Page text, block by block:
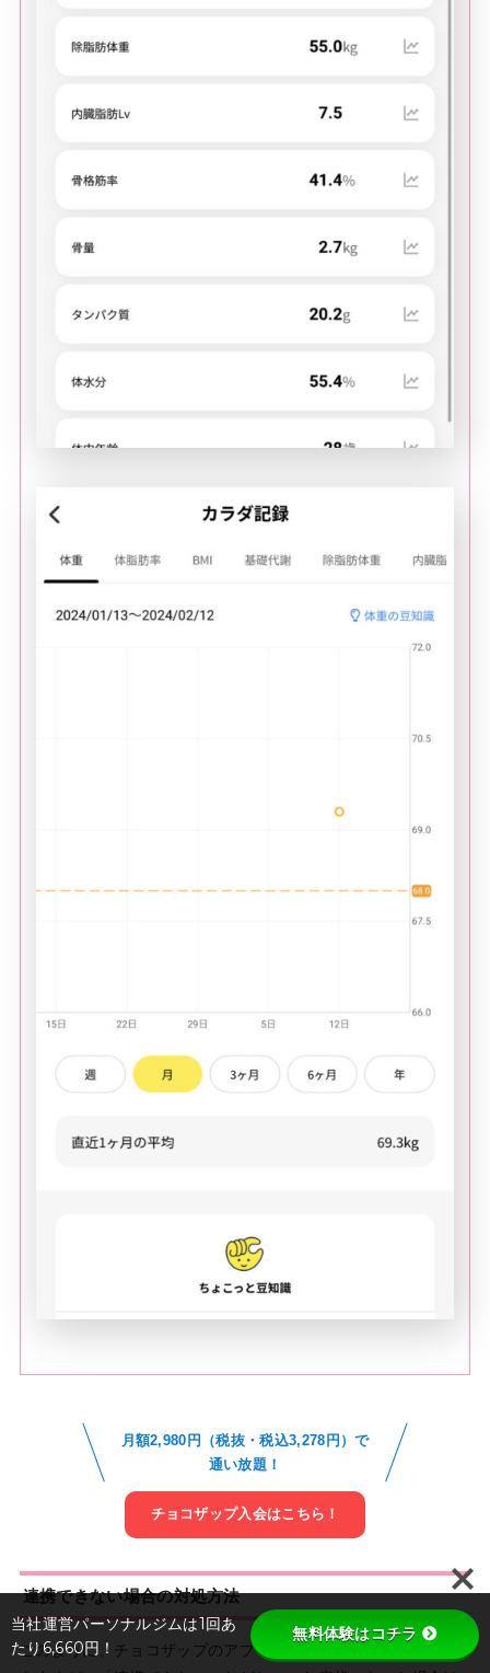
月額2,980円（税抜・税込3,278円）で
通い放題！
チョコザップ入会はこちら！
連携できない場合の対処方法
このように、チョコザップのアプリと体重計は簡単に連携がで
当社運営パーソナルジムは1回あ
たり6,660円！
無料体験はコチラ